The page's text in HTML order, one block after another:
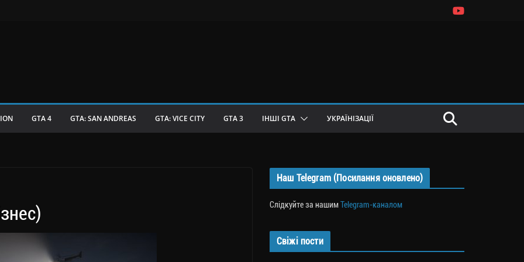
GTA 4 GTA: SAN ANDREAS GTA: VICE CITY GTA 3 ІНШІ GTA УКРАЇНІЗАЦІЇ
Наш Telegram (Посилання оновлено)
Слідкуйте за нашимTelegram-каналом
Свіжі пости